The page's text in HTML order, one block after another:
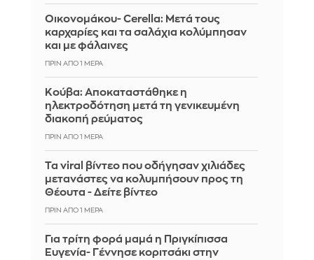
Οικονομάκου- Cerella: Μετά τους
καρχαρίες και τα σαλάχια κολύμπησαν
και με φάλαινες
ΠΡΙΝ ΑΠΌ 1 ΜΈΡΑ
Κούβα: Αποκαταστάθηκε η
ηλεκτροδότηση μετά τη γενικευμένη
διακοπή ρεύματος
ΠΡΙΝ ΑΠΌ 1 ΜΈΡΑ
Τα viral βίντεο που οδήγησαν χιλιάδες
μετανάστες να κολυμπήσουν προς τη
Θέουτα - Δείτε βίντεο
ΠΡΙΝ ΑΠΌ 1 ΜΈΡΑ
Για τρίτη φορά μαμά η Πριγκίπισσα
Ευγενία- Γέννησε κοριτσάκι στην